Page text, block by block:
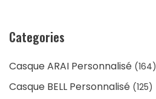
Categories
Casque ARAI Personnalisé (164)
Casque BELL Personnalisé (125)